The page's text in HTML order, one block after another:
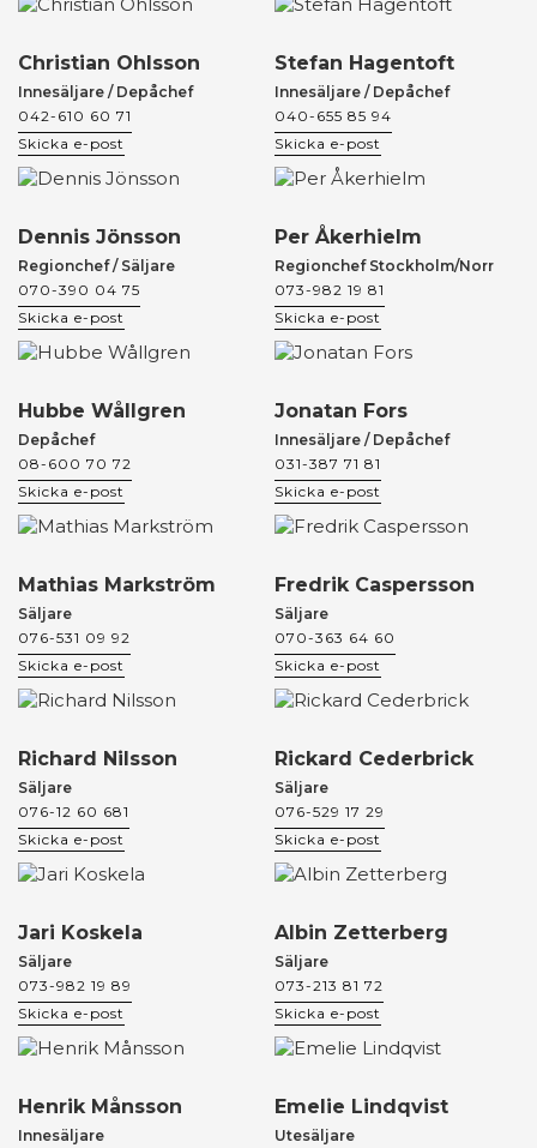
Christian Ohlsson
Innesäljare / Depåchef
042-610 60 71
Skicka e-post
Stefan Hagentoft
Innesäljare / Depåchef
040-655 85 94
Skicka e-post
Dennis Jönsson
Regionchef / Säljare
070-390 04 75
Skicka e-post
Per Åkerhielm
Regionchef Stockholm/Norr
073-982 19 81
Skicka e-post
Hubbe Wållgren
Depåchef
08-600 70 72
Skicka e-post
Jonatan Fors
Innesäljare / Depåchef
031-387 71 81
Skicka e-post
Mathias Markström
Säljare
076-531 09 92
Skicka e-post
Fredrik Caspersson
Säljare
070-363 64 60
Skicka e-post
Richard Nilsson
Säljare
076-12 60 681
Skicka e-post
Rickard Cederbrick
Säljare
076-529 17 29
Skicka e-post
Jari Koskela
Säljare
073-982 19 89
Skicka e-post
Albin Zetterberg
Säljare
073-213 81 72
Skicka e-post
Henrik Månsson
Innesäljare
Emelie Lindqvist
Utesäljare